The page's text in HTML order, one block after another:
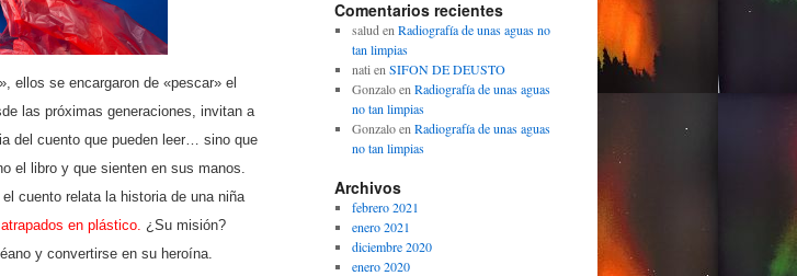
ellos se encargaron de «pescar» el
las próximas generaciones, invitan a
del cuento que pueden leer… sino que
el libro y que sienten en sus manos.
el cuento relata la historia de una niña
en plástico. ¿Su misión?
y convertirse en su heroína.
Comentarios recientes
salud en Radiografía de unas aguas no
tan limpias
nati en SIFON DE DEUSTO
Gonzaloen Radiografía de unas aguas
no tan limpias
Gonzaloen Radiografía de unas aguas
no tan limpias
Archivos
febrero 2021
enero 2021
diciembre 2020
enero 2020